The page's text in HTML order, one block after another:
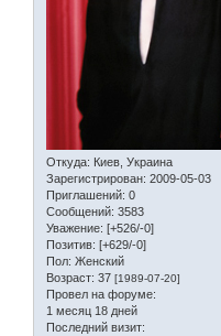
Откуда: Киев, Украина
Зарегистрирован: 2009-05-03
Приглашений: 0
Сообщений: 3583
Уважение: [+526/-0]
Позитив: [+629/-0]
Пол: Женский
Возраст: 37 [1989-07-20]
Провел на форуме:
1 месяц 18 дней
Последний визит: